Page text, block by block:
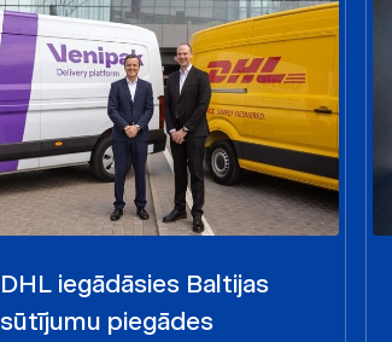
DHL iegādāsies Baltijas
sūtījumu piegādes